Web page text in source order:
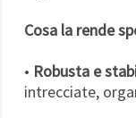
Cosa la rende
• Robusta e
intrecciate,